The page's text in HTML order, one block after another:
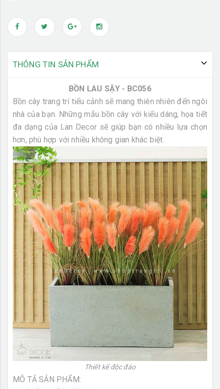
THÔNG TIN SẢN PHẨM
BỒN LAU SẬY - BC056
Bồn cây trang trí tiểu cảnh sẽ mang thiên nhiên đến ngôi
nhà của bạn. Những mẫu bồn cây với kiểu dáng, họa tiết
đa dạng của Lan Decor sẽ giúp bạn có nhiều lựa chọn
hơn, phù hợp với nhiều không gian khác biệt.
Thiết kế độc đáo
MÔ TẢ SẢN PHẨM: